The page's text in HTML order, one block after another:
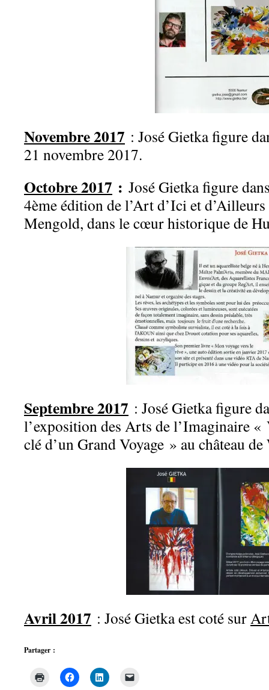
Novembre 2017 : José Gietka figure
21 novembre 2017.
Octobre 2017 : José Gietka figure
4ème édition de l’Art d’Ici et d’Ailleurs
Mengold, dans le cœur historique de
Septembre 2017 : José Gietka figure
l’exposition des Arts de l’Imaginaire
clé d’un Grand Voyage » au château
Avril 2017 : José Gietka est coté sur
Partager :